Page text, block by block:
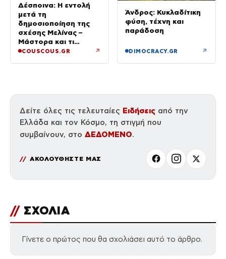
Δέσποινα: Η εντολή
μετά τη
δημοσιοποίηση της
σχέσης Μελίνας –
Μάστορα και τι
ζήτησε από την κόρη
COUSCOUS.GR ↗
Άνδρος: Κυκλαδίτικη
φύση, τέχνη και
παράδοση
DIMOCRACY.GR ↗
Δείτε όλες τις τελευταίες Ειδήσεις από την
Ελλάδα και τον Κόσμο, τη στιγμή που
συμβαίνουν, στο ΔΕΔΟΜΕΝΟ.
ΑΚΟΛΟΥΘΗΣΤΕ ΜΑΣ
// ΣΧΟΛΙΑ
Γίνετε ο πρώτος που θα σχολιάσει αυτό το άρθρο.